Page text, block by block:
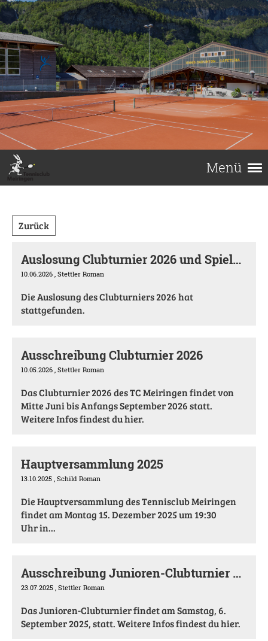
Menü
Zurück
Auslosung Clubturnier 2026 und Spielbetrieb
10.06.2026 , Stettler Roman
Die Auslosung des Clubturniers 2026 hat
stattgefunden.
Ausschreibung Clubturnier 2026
10.05.2026 , Stettler Roman
Das Clubturnier 2026 des TC Meiringen findet von
Mitte Juni bis Anfangs September 2026 statt.
Weitere Infos findest du hier.
Hauptversammlung 2025
13.10.2025 , Schild Roman
Die Hauptversammlung des Tennisclub Meiringen
findet am Montag 15. Dezember 2025 um 19:30
Uhr in...
Ausschreibung Junioren-Clubturnier 2025
23.07.2025 , Stettler Roman
Das Junioren-Clubturnier findet am Samstag, 6.
September 2025, statt. Weitere Infos findest du hier.